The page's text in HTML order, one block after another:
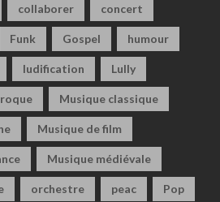
collaborer concert
Funk Gospel humour
ludification Lully
Musique classique
Musique de film
Musique médiévale
orchestre peac Pop